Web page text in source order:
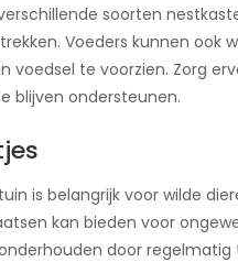
soorten
Voeders kunnen ook
voedsel te voorzien. Zorg
blijven ondersteunen.
is belangrijk voor wilde
kan bieden voor
door